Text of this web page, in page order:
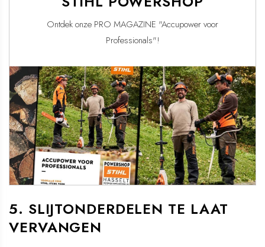
Ontdek onze PRO MAGAZINE "Accupower voor
Professionals"!
5. SLIJTONDERDELEN TE LAAT
VERVANGEN